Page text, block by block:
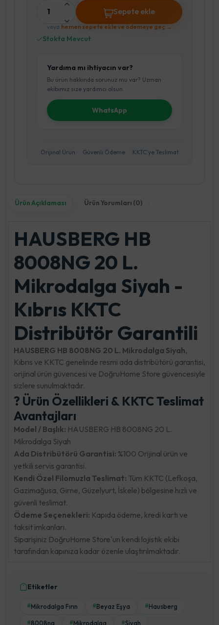
1 Sepete ekle
veya hemen sepete ekle ve ödemeye geç →
Stokta Mevcut
Yardıma mı ihtiyacın var?
Bu ürün hakkında sorunuz mu var? Uzman
ekibimiz size yardımcı olsun.
WhatsApp
Orijinal Ürün Güvenli Ödeme KKTC'ye Teslimat
Ürün Açıklaması Ürün Yorumları (0)
HAUSBERG HB
8008NG 20 L.
Mikrodalga Siyah -
Kıbrıs KKTC
Distribütör Garantili
HAUSBERG HB 8008NG 20 L. Mikrodalga Siyah,
Kıbrıs ve KKTC genelinde resmi ada distribütörü garantisi,
orijinal ürün güvencesi ve DoğruHome Store güvencesiyle
sizlere sunulmaktadır.
? Ürün Özellikleri & KKTC Teslimat
Avantajları
Model / Başlık: HAUSBERG HB 8008NG 20 L.
Mikrodalga Siyah
Ada Distribütörü Garantisi: %100 Orijinal ürün ve
yetkili servis garantisi.
Kendi Özel Filomuzla Teslimat: Tüm KKTC (Lefkoşa,
Gazimağusa, Girne, Güzelyurt, İskele) bölgesine hızlı ve
güvenli teslimat.
Ödeme Seçenekleri: Kapıda ödeme, kredi kartı ve
taksit imkanları.
Siparişiniz DoğruHome Store'un kendi lojistik ekibi
tarafından kapınıza kadar özenle ulaştırılmaktadır.
Etiketler
#Mikrodalga Fırın #Beyaz Eşya #Hausberg
#8008ng #Mikrodalga #Siyah